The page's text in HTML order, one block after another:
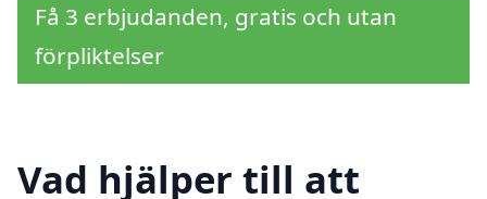
Få 3 erbjudanden, gratis och utan
förpliktelser
Vad hjälper till att